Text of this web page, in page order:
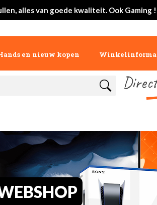
alles van goede kwaliteit. Ook Gaming !
en nieuw kopen